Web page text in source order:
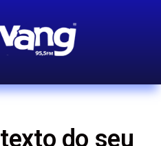
do seu